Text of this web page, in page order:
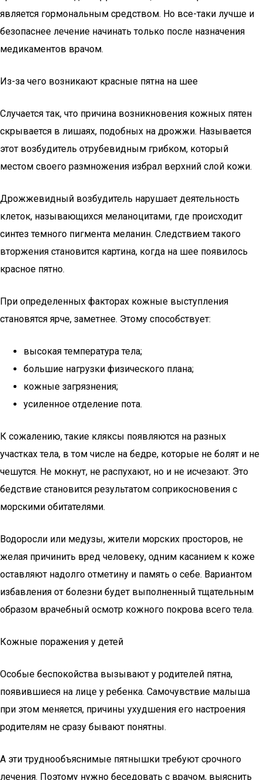
является гормональным средством. Но все-таки лучше и
безопаснее лечение начинать только после назначения
медикаментов врачом.
Из-за чего возникают красные пятна на шее
Случается так, что причина возникновения кожных пятен
скрывается в лишаях, подобных на дрожжи. Называется
этот возбудитель отрубевидным грибком, который
местом своего размножения избрал верхний слой кожи.
Дрожжевидный возбудитель нарушает деятельность
клеток, называющихся меланоцитами, где происходит
синтез темного пигмента меланин. Следствием такого
вторжения становится картина, когда на шее появилось
красное пятно.
При определенных факторах кожные выступления
становятся ярче, заметнее. Этому способствует:
высокая температура тела;
большие нагрузки физического плана;
кожные загрязнения;
усиленное отделение пота.
К сожалению, такие кляксы появляются на разных
участках тела, в том числе на бедре, которые не болят и не
чешутся. Не мокнут, не распухают, но и не исчезают. Это
бедствие становится результатом соприкосновения с
морскими обитателями.
Водоросли или медузы, жители морских просторов, не
желая причинить вред человеку, одним касанием к коже
оставляют надолго отметину и память о себе. Вариантом
избавления от болезни будет выполненный тщательным
образом врачебный осмотр кожного покрова всего тела.
Кожные поражения у детей
Особые беспокойства вызывают у родителей пятна,
появившиеся на лице у ребенка. Самочувствие малыша
при этом меняется, причины ухудшения его настроения
родителям не сразу бывают понятны.
А эти труднообъяснимые пятнышки требуют срочного
лечения. Поэтому нужно беседовать с врачом, выяснить